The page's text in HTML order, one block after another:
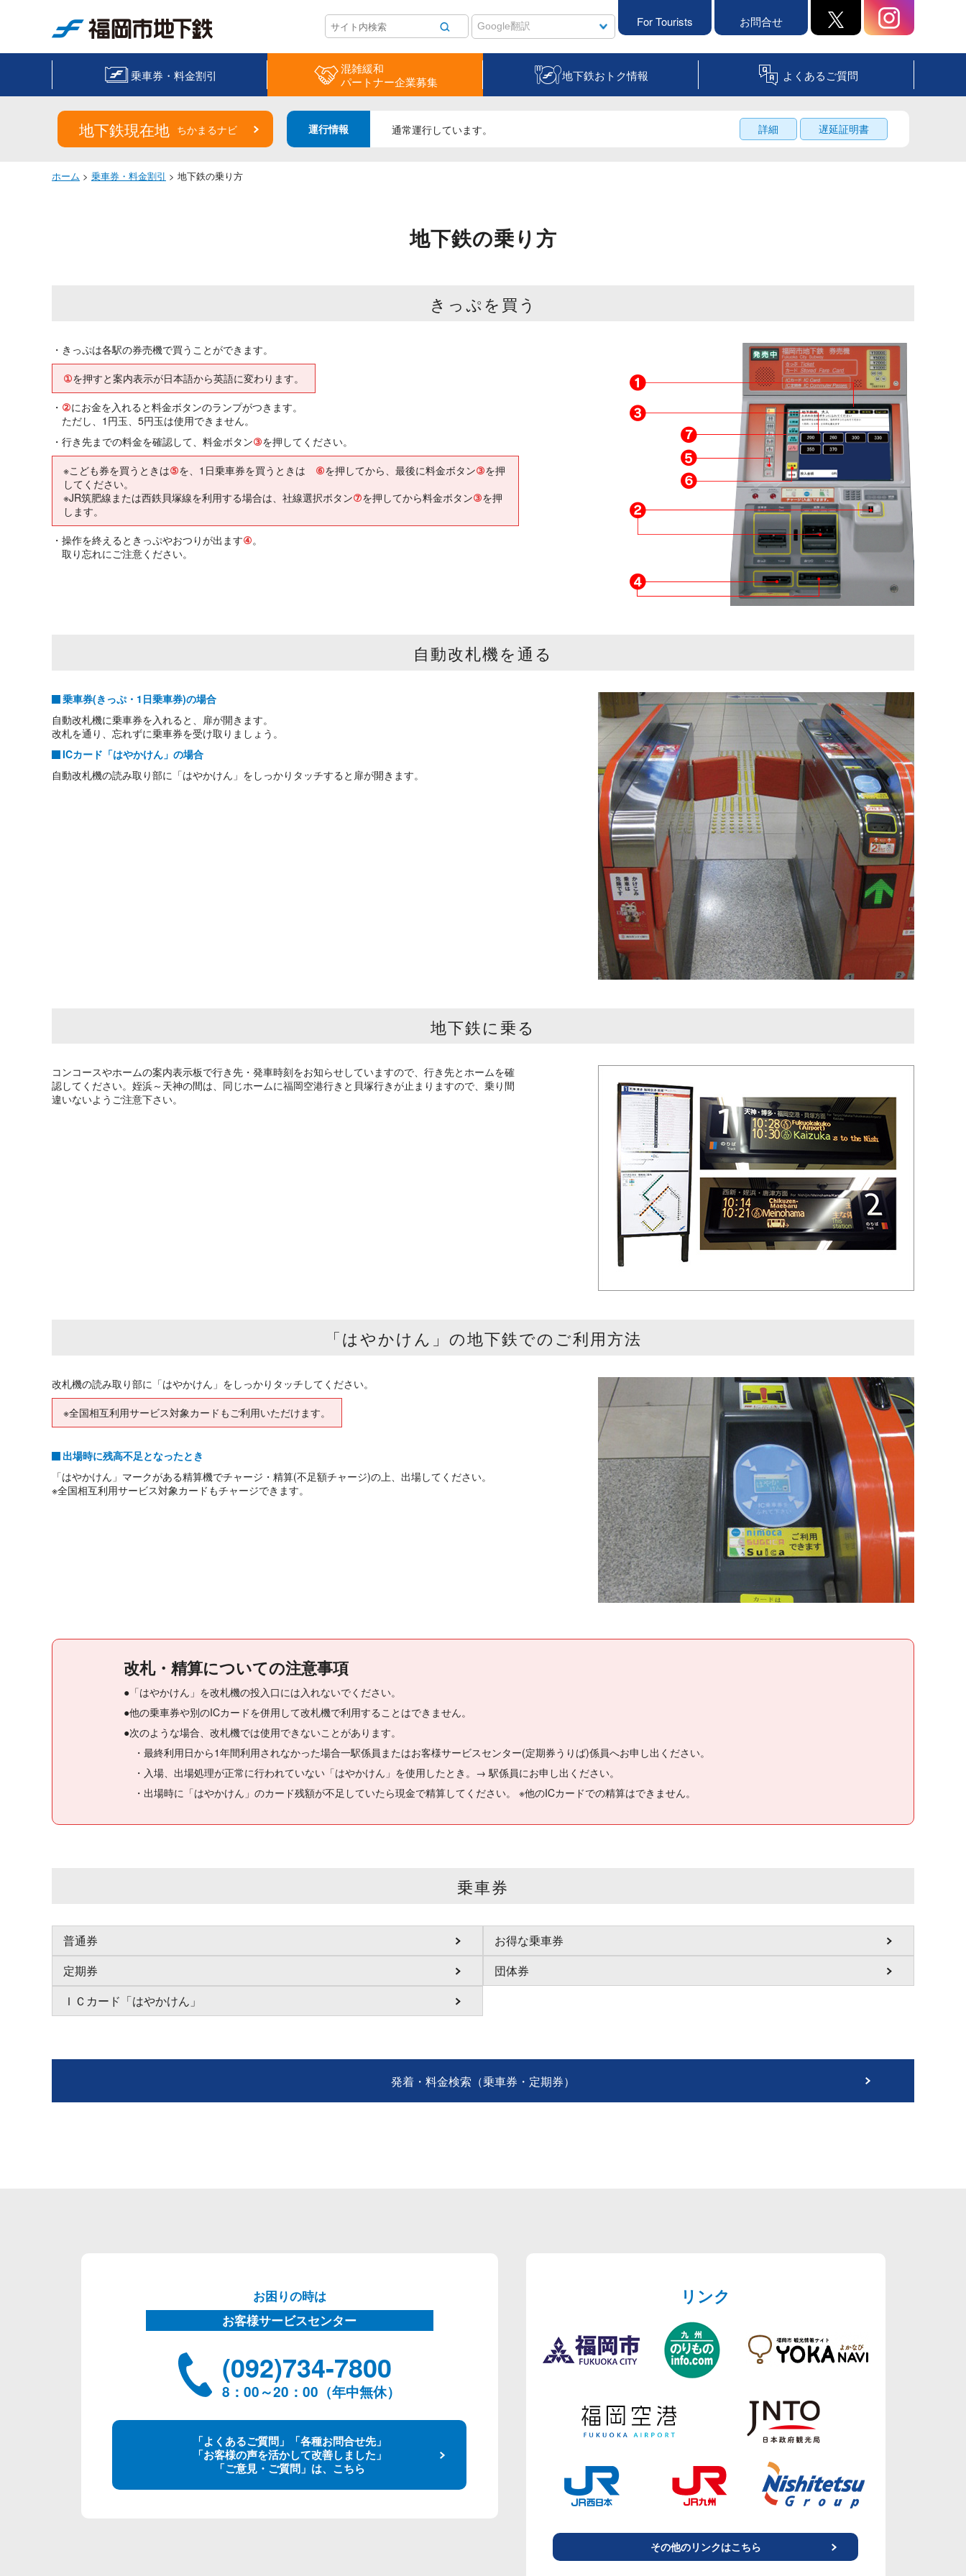
For Tourists お問合せ
乗車券・料金割引
混雑緩和
パートナー企業募集
地下鉄おトク情報 よくあるご質問
地下鉄現在地 ちかまるナビ 運行情報 通常運行しています。 詳細 遅延証明書
ホーム > 乗車券・料金割引 > 地下鉄の乗り方
地下鉄の乗り方
きっぷを買う
・きっぷは各駅の券売機で買うことができます。
①を押すと案内表示が日本語から英語に変わります。
・ ②にお金を入れると料金ボタンのランプがつきます。
ただし、1円玉、5円玉は使用できません。
・行き先までの料金を確認して、料金ボタン③を押してください。
※こども券を買うときは⑤を、1日乗車券を買うときは ⑥を押してから、最後に料金ボタン③を押
してください。
※JR筑肥線または西鉄貝塚線を利用する場合は、社線選択ボタン⑦を押してから料金ボタン③を押
します。
・操作を終えるときっぷやおつりが出ます④。
取り忘れにご注意ください。
自動改札機を通る
乗車券(きっぷ・1日乗車券)の場合
自動改札機に乗車券を入れると、扉が開きます。
改札を通り、忘れずに乗車券を受け取りましょう。
ICカード「はやかけん」の場合
自動改札機の読み取り部に「はやかけん」をしっかりタッチすると扉が開きます。
地下鉄に乗る
コンコースやホームの案内表示板で行き先・発車時刻をお知らせしていますので、行き先とホームを確
認してください。姪浜～天神の間は、同じホームに福岡空港行きと貝塚行きが止まりますので、乗り間
違いないようご注意下さい。
「はやかけん」の地下鉄でのご利用方法
改札機の読み取り部に「はやかけん」をしっかりタッチしてください。
※全国相互利用サービス対象カードもご利用いただけます。
出場時に残高不足となったとき
「はやかけん」マークがある精算機でチャージ・精算(不足額チャージ)の上、出場してください。
※全国相互利用サービス対象カードもチャージできます。
改札・精算についての注意事項
●「はやかけん」を改札機の投入口には入れないでください。
●他の乗車券や別のICカードを併用して改札機で利用することはできません。
●次のような場合、改札機では使用できないことがあります。
・最終利用日から1年間利用されなかった場合一駅係員またはお客様サービスセンター(定期券うりば)係員へお申し出ください。
・入場、出場処理が正常に行われていない「はやかけん」を使用したとき。→ 駅係員にお申し出ください。
・出場時に「はやかけん」のカード残額が不足していたら現金で精算してください。 ※他のICカードでの精算はできません。
乗車券
普通券
お得な乗車券
定期券
団体券
ＩＣカード「はやかけん」
発着・料金検索（乗車券・定期券）
お困りの時は
お客様サービスセンター
(092)734-7800
8：00～20：00（年中無休）
「よくあるご質問」「各種お問合せ先」
「お客様の声を活かして改善しました」
「ご意見・ご質問」は、こちら
リンク
その他のリンクはこちら